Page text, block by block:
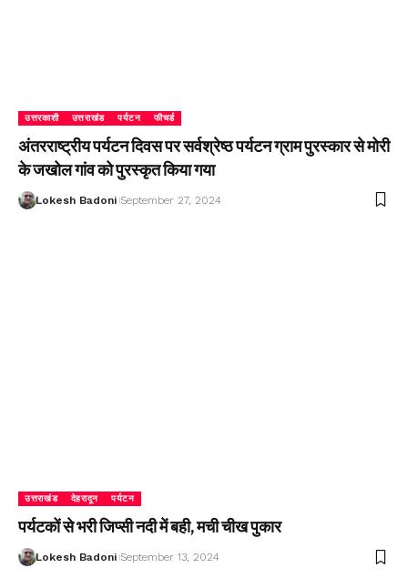
उत्तरकाशी उत्तराखंड पर्यटन फीचर्ड
अंतरराष्ट्रीय पर्यटन दिवस पर सर्वश्रेष्ठ पर्यटन ग्राम पुरस्कार से मोरी
के जखोल गांव को पुरस्कृत किया गया
Lokesh Badoni September 27, 2024
उत्तराखंड देहरादून पर्यटन
पर्यटकों से भरी जिप्सी नदी में बही, मची चीख पुकार
Lokesh Badoni September 13, 2024